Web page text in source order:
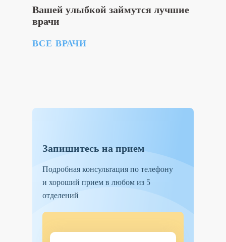
Вашей улыбкой займутся лучшие
врачи
ВСЕ ВРАЧИ
Запишитесь на прием
Подробная консультация по телефону
и хороший прием в любом из 5
отделений